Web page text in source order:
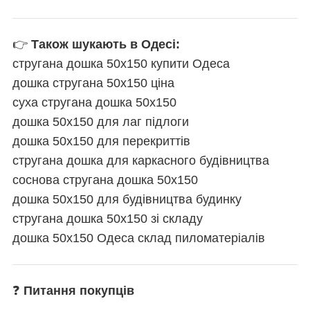
👉 Також шукають в Одесі:
стругана дошка 50х150 купити Одеса
дошка стругана 50х150 ціна
суха стругана дошка 50х150
дошка 50х150 для лаг підлоги
дошка 50х150 для перекриттів
стругана дошка для каркасного будівництва
соснова стругана дошка 50х150
дошка 50х150 для будівництва будинку
стругана дошка 50х150 зі складу
дошка 50х150 Одеса склад пиломатеріалів
❓ Питання покупців